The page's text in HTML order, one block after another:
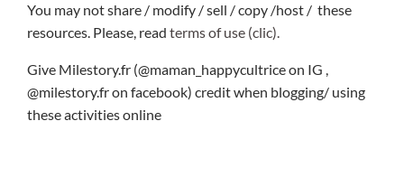
You may not share / modify / sell / copy /host / these
resources. Please, read terms of use (clic).
Give Milestory.fr (@maman_happycultrice on IG ,
@milestory.fr on facebook) credit when blogging/ using
these activities online